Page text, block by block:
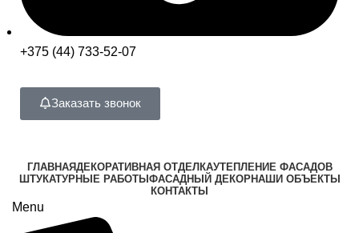
+375 (44) 733-52-07
Заказать звонок
ГЛАВНАЯДЕКОРАТИВНАЯ ОТДЕЛКАУТЕПЛЕНИЕ ФАСАДОВ
ШТУКАТУРНЫЕ РАБОТЫФАСАДНЫЙ ДЕКОРНАШИ ОБЪЕКТЫ
КОНТАКТЫ
Menu